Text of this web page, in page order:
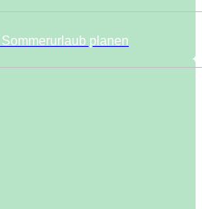
planen